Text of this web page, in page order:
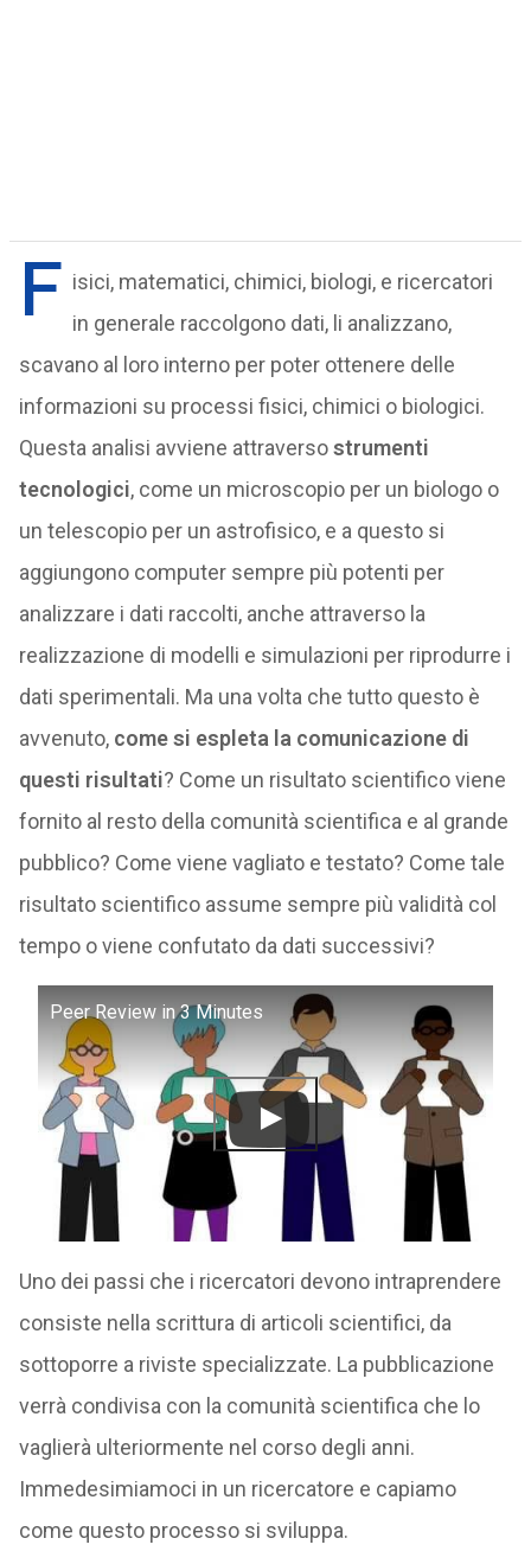
F isici, matematici, chimici, biologi, e ricercatori
in generale raccolgono dati, li analizzano,
scavano al loro interno per poter ottenere delle
informazioni su processi fisici, chimici o biologici.
Questa analisi avviene attraversostrumenti
tecnologici, come un microscopio per un biologo o
un telescopio per un astrofisico, e a questo si
aggiungono computer sempre più potenti per
analizzare i dati raccolti, anche attraverso la
realizzazione di modelli e simulazioni per riprodurre i
dati sperimentali. Ma una volta che tutto questo è
avvenuto, come si espleta la comunicazione di
questi risultati? Come un risultato scientifico viene
fornito al resto della comunità scientifica e al grande
pubblico? Come viene vagliato e testato? Come tale
risultato scientifico assume sempre più validità col
tempo o viene confutato da dati successivi?
Peer Review in 3 Minutes
Uno dei passi che i ricercatori devono intraprendere
consiste nella scrittura di articoli scientifici, da
sottoporre a riviste specializzate. La pubblicazione
verrà condivisa con la comunità scientifica che lo
vaglierà ulteriormente nel corso degli anni.
Immedesimiamoci in un ricercatore e capiamo
come questo processo si sviluppa.